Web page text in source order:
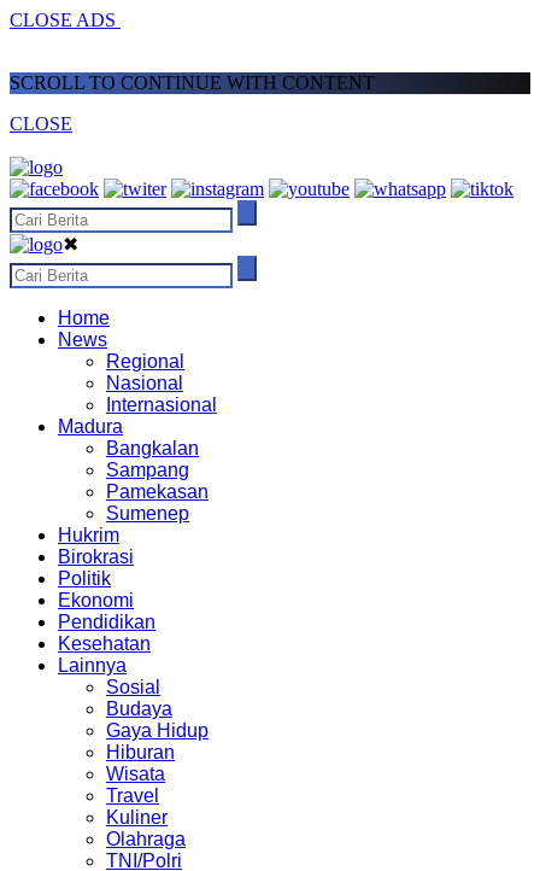
CLOSE ADS
SCROLL TO CONTINUE WITH CONTENT
CLOSE
✖
Home
News
Regional
Nasional
Internasional
Madura
Bangkalan
Sampang
Pamekasan
Sumenep
Hukrim
Birokrasi
Politik
Ekonomi
Pendidikan
Kesehatan
Lainnya
Sosial
Budaya
Gaya Hidup
Hiburan
Wisata
Travel
Kuliner
Olahraga
TNI/Polri